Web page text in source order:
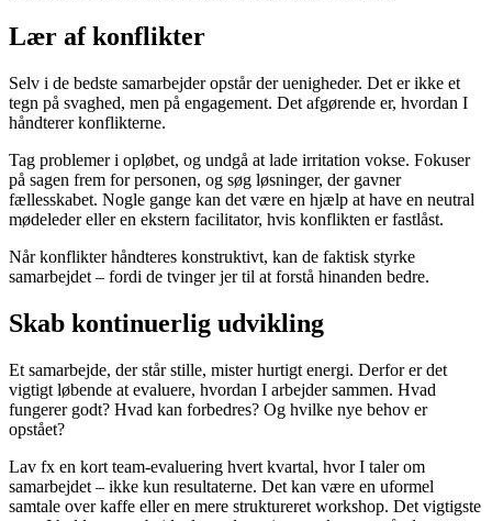
Lær af konflikter
Selv i de bedste samarbejder opstår der uenigheder. Det er ikke et
tegn på svaghed, men på engagement. Det afgørende er, hvordan I
håndterer konflikterne.
Tag problemer i opløbet, og undgå at lade irritation vokse. Fokuser
på sagen frem for personen, og søg løsninger, der gavner
fællesskabet. Nogle gange kan det være en hjælp at have en neutral
mødeleder eller en ekstern facilitator, hvis konflikten er fastlåst.
Når konflikter håndteres konstruktivt, kan de faktisk styrke
samarbejdet – fordi de tvinger jer til at forstå hinanden bedre.
Skab kontinuerlig udvikling
Et samarbejde, der står stille, mister hurtigt energi. Derfor er det
vigtigt løbende at evaluere, hvordan I arbejder sammen. Hvad
fungerer godt? Hvad kan forbedres? Og hvilke nye behov er
opstået?
Lav fx en kort team-evaluering hvert kvartal, hvor I taler om
samarbejdet – ikke kun resultaterne. Det kan være en uformel
samtale over kaffe eller en mere struktureret workshop. Det vigtigste